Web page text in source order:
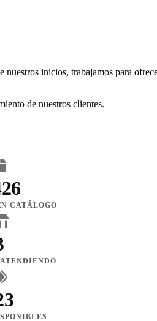
inicios, trabajamos para
de nuestros clientes.
CATÁLOGO